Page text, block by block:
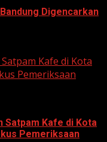
Digencarkan
Kafe di Kota
Pemeriksaan
Satpam Kafe di Kota
Pemeriksaan